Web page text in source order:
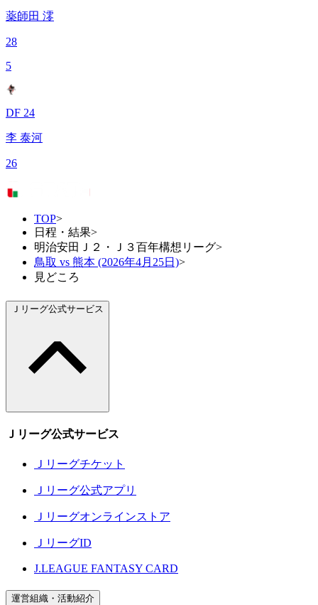
薬師田 澪
28
5
DF 24
李 泰河
26
TOP>
日程・結果>
明治安田Ｊ２・Ｊ３百年構想リーグ>
鳥取 vs 熊本 (2026年4月25日)>
見どころ
Ｊリーグ公式サービス
Ｊリーグ公式サービス
Ｊリーグチケット
Ｊリーグ公式アプリ
Ｊリーグオンラインストア
ＪリーグID
J.LEAGUE FANTASY CARD
運営組織・活動紹介